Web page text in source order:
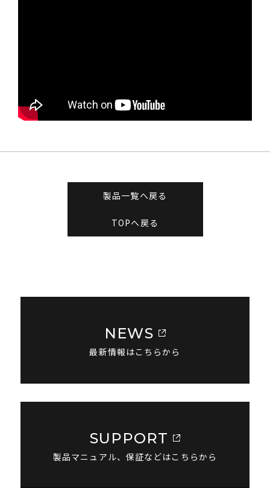
製品一覧へ戻る
TOPへ戻る
NEWS
最新情報はこちらから
SUPPORT
製品マニュアル、保証などはこちらから